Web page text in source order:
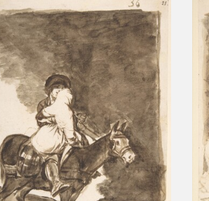
EL VIAJE DE GOYA
CATÁLOGO
PREMIO ARAGÓN